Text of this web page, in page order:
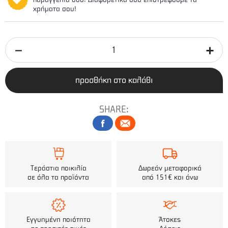
χρήματα σου!
προσθήκη στο καλάθι
SHARE:
Τεράστια ποικιλία
σε όλα τα προϊόντα
Δωρεάν μεταφορικά
από 151€ και άνω
Εγγυημένη ποιότητα
Άτοκες